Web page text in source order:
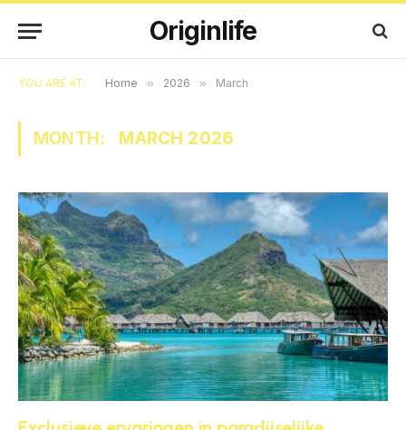
Originlife
YOU ARE AT: Home » 2026 » March
MONTH: MARCH 2026